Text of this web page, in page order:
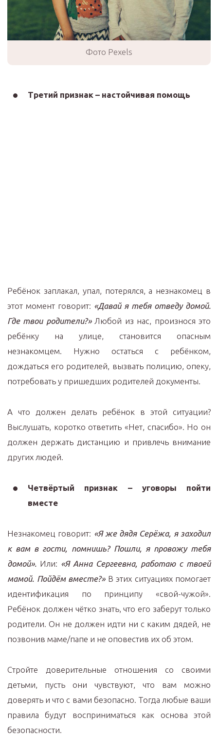
Фото Pexels
Третий признак – настойчивая помощь
Ребёнок заплакал, упал, потерялся, а незнакомец в
этот момент говорит: «Давай я тебя отведу домой.
Где твои родители?»Любой из нас, произнося это
ребёнку на улице, становится опасным
незнакомцем. Нужно остаться с ребёнком,
дождаться его родителей, вызвать полицию, опеку,
потребовать у пришедших родителей документы.
А что должен делать ребёнок в этой ситуации?
Выслушать, коротко ответить «Нет, спасибо». Но он
должен держать дистанцию и привлечь внимание
других людей.
Четвёртый признак – уговоры пойти
вместе
Незнакомец говорит: «Я же дядя Серёжа, я заходил
к вам в гости, помнишь? Пошли, я провожу тебя
домой». Или: «Я Анна Сергеевна, работаю с твоей
мамой. Пойдём вместе?»В этих ситуациях помогает
идентификация по принципу «свой-чужой».
Ребёнок должен чётко знать, что его заберут только
родители. Он не должен идти ни с каким дядей, не
позвонив маме/папе и не оповестив их об этом.
Стройте доверительные отношения со своими
детьми, пусть они чувствуют, что вам можно
доверять и что с вами безопасно. Тогда любые ваши
правила будут восприниматься как основа этой
безопасности.